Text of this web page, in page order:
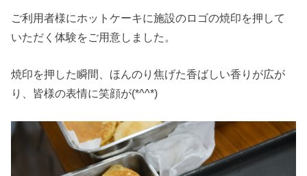
ご利用者様にホットケーキに施設のロゴの焼印を押して
いただく体験をご用意しました。
焼印を押した瞬間、ほんのり焦げた香ばしい香りが広が
り、皆様の表情に笑顔が(*^^*)